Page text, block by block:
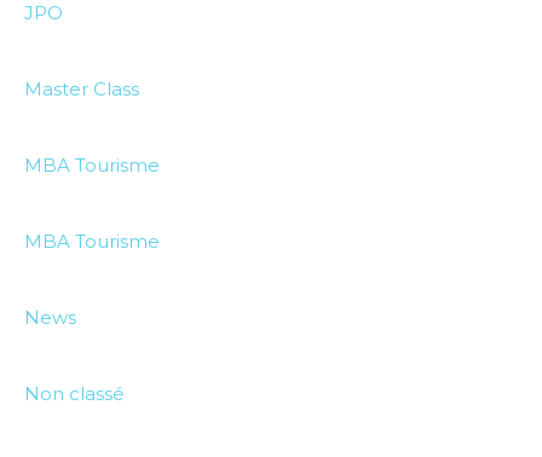
JPO
Master Class
MBA Tourisme
MBA Tourisme
News
Non classé